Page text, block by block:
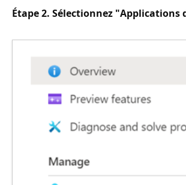
Étape 2. Sélectionnez "Applications